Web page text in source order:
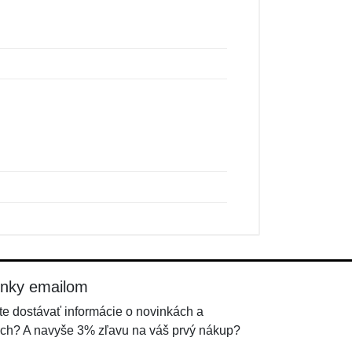
emailom
dostávať informácie o novinkách a
A navyše 3% zľavu na váš prvý nákup?